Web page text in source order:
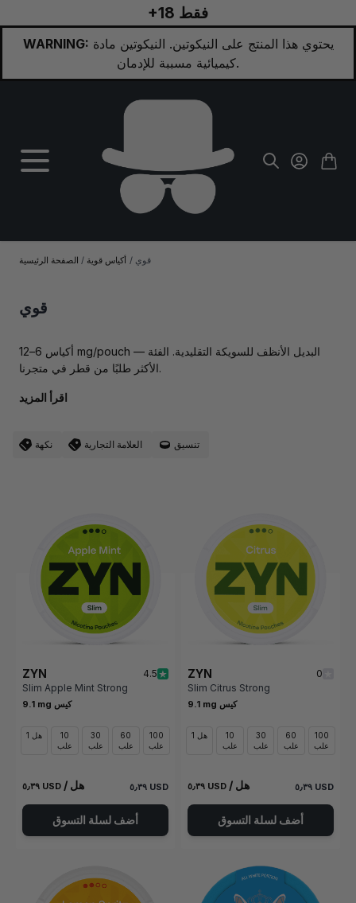
+18 فقط
WARNING:
كيميائية مسببة للإدمان.
الصفحة الرئيسية / أكياس قوية / قوي
قوي
أكياس 6–12 mg/pouch — البديل الأنظف للسويكة التقليدية. الفئة
الأكثر طلبًا من قطر في متجرنا.
اقرأ المزيد
نكهة العلامة التجارية تنسيق
ZYN
4.5
Slim Apple Mint Strong
9.1 mg كيس
1 هل
10
علب
30
علب
60
علب
100
علب
٥٫٣٩ USD / هل ٥٫٣٩ USD
أضف لسلة التسوق
ZYN
0
Slim Citrus Strong
9.1 mg كيس
1 هل
10
علب
30
علب
60
علب
100
علب
٥٫٣٩ USD / هل ٥٫٣٩ USD
أضف لسلة التسوق